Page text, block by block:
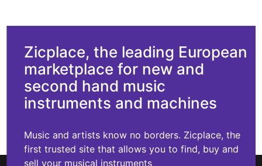
Zicplace, the leading European
marketplace for new and
second hand music
instruments and machines
Music and artists know no borders. Zicplace, the
first trusted site that allows you to find, buy and
sell your musical instruments